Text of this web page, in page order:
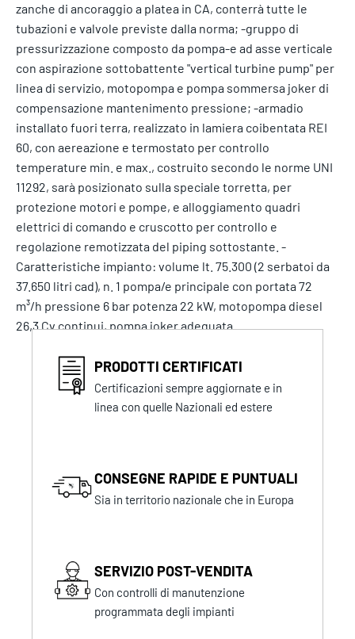
zanche di ancoraggio a platea in CA, conterrà tutte le
tubazioni e valvole previste dalla norma; -gruppo di
pressurizzazione composto da pompa-e ad asse verticale
con aspirazione sottobattente "vertical turbine pump" per
linea di servizio, motopompa e pompa sommersa joker di
compensazione mantenimento pressione; -armadio
installato fuori terra, realizzato in lamiera coibentata REI
60, con aereazione e termostato per controllo
temperature min. e max., costruito secondo le norme UNI
11292, sarà posizionato sulla speciale torretta, per
protezione motori e pompe, e alloggiamento quadri
elettrici di comando e cruscotto per controllo e
regolazione remotizzata del piping sottostante. -
Caratteristiche impianto: volume lt. 75.300 (2 serbatoi da
37.650 litri cad), n. 1 pompa/e principale con portata 72
m³/h pressione 6 bar potenza 22 kW, motopompa diesel
26,3 Cv continui, pompa joker adeguata.
PRODOTTI CERTIFICATI
Certificazioni sempre aggiornate e in
linea con quelle Nazionali ed estere
CONSEGNE RAPIDE E PUNTUALI
Sia in territorio nazionale che in Europa
SERVIZIO POST-VENDITA
Con controlli di manutenzione
programmata degli impianti